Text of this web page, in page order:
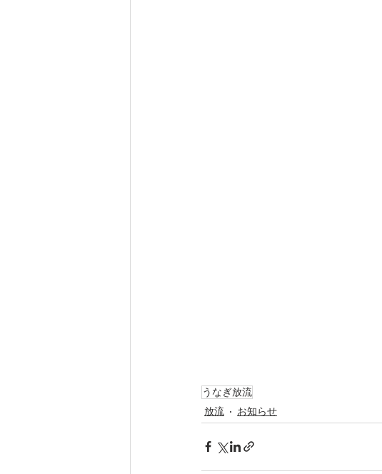
うなぎ放流
放流
お知らせ